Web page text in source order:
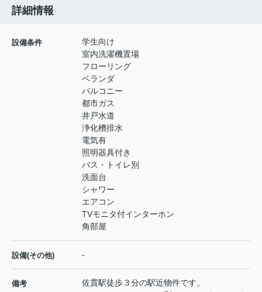
詳細情報
設備条件
学生向け
室内洗濯機置場
フローリング
ベランダ
バルコニー
都市ガス
井戸水道
浄化槽排水
電気有
照明器具付き
バス・トイレ別
洗面台
シャワー
エアコン
TVモニタ付インターホン
角部屋
設備(その他) -
備考
佐貫駅徒歩３分の駅近物件です。